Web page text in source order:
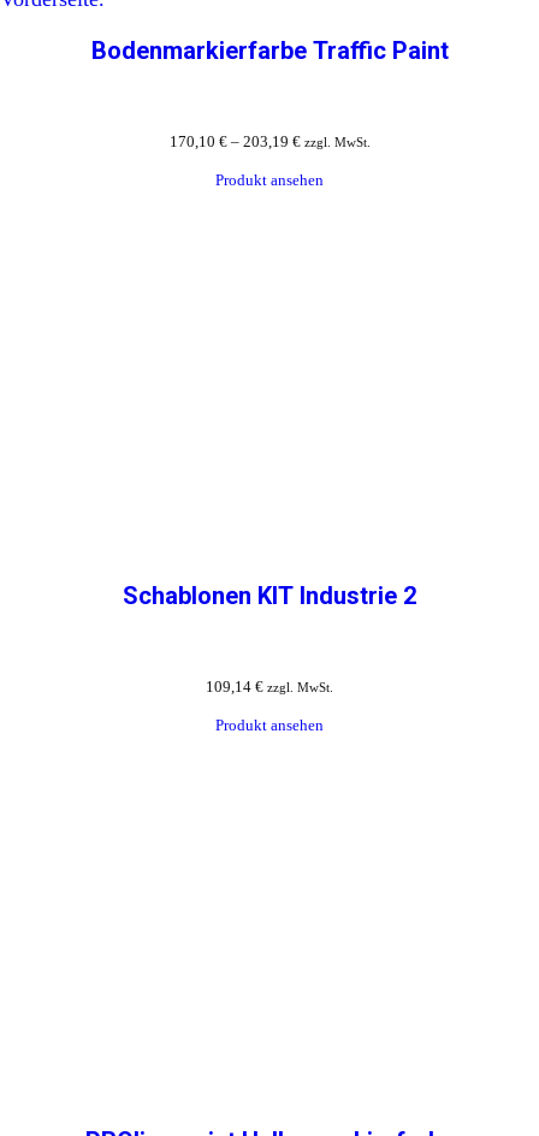
Bodenmarkierfarbe Traffic Paint
170,10 €– 203,19 € zzgl. MwSt.
Produkt ansehen
Schablonen KIT Industrie 2
109,14 € zzgl. MwSt.
Produkt ansehen